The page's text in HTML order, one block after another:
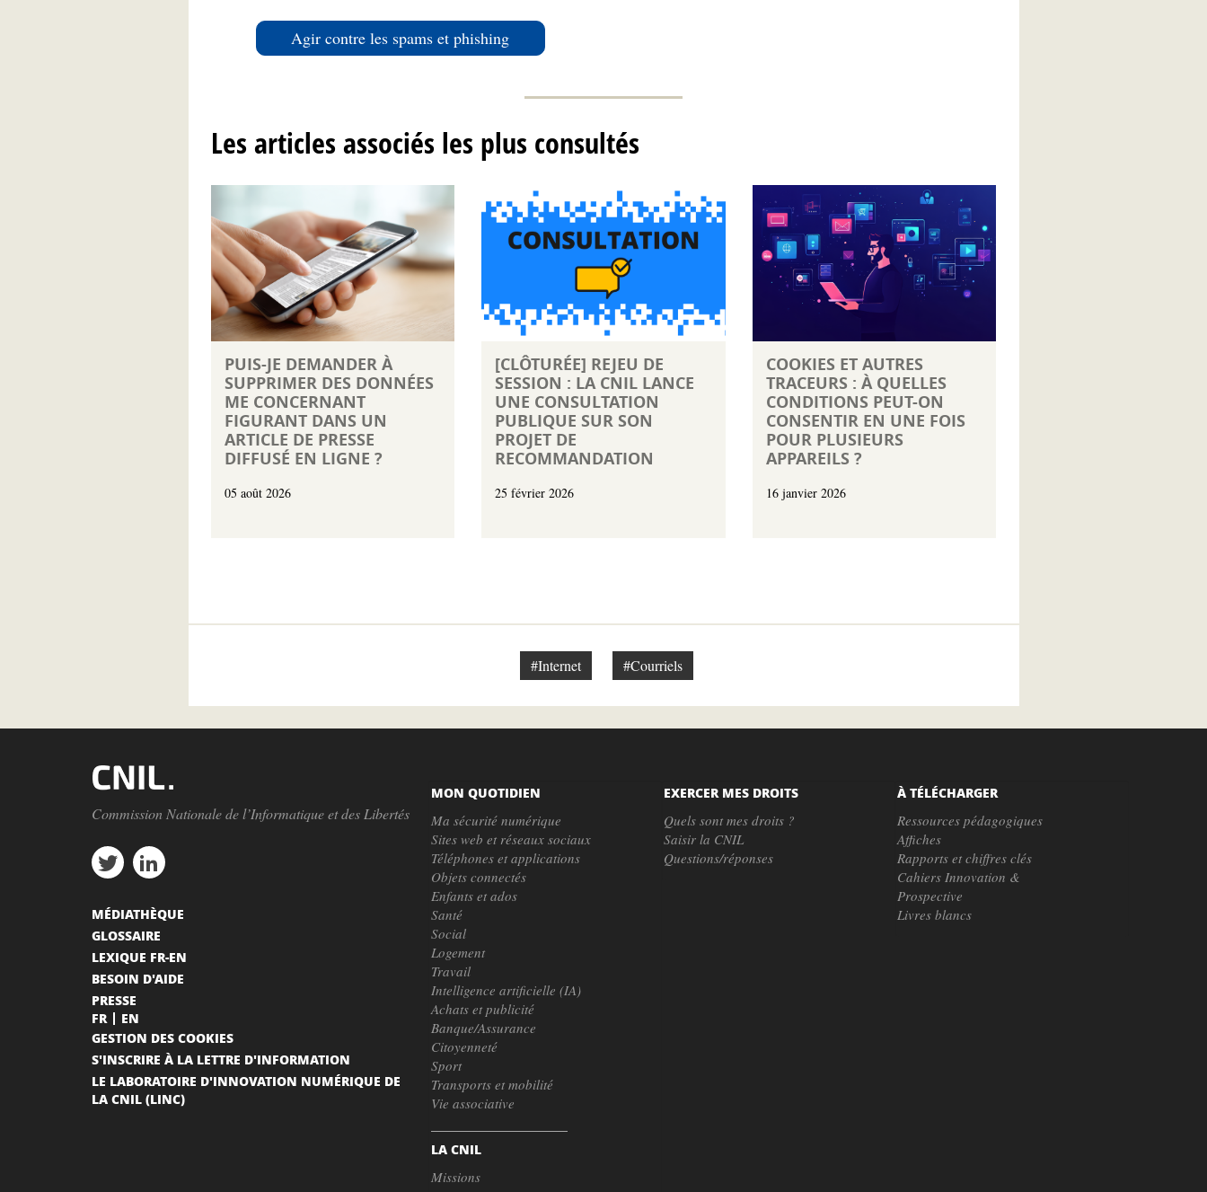
Agir contre les spams et phishing
Les articles associés les plus consultés
PUIS-JE DEMANDER À
SUPPRIMER DES DONNÉES
ME CONCERNANT
FIGURANT DANS UN
ARTICLE DE PRESSE
DIFFUSÉ EN LIGNE ?
05 août 2026
[CLÔTURÉE] REJEU DE
SESSION : LA CNIL LANCE
UNE CONSULTATION
PUBLIQUE SUR SON
PROJET DE
RECOMMANDATION
25 février 2026
COOKIES ET AUTRES
TRACEURS : À QUELLES
CONDITIONS PEUT-ON
CONSENTIR EN UNE FOIS
POUR PLUSIEURS
APPAREILS ?
16 janvier 2026
#Internet #Courriels
Commission Nationale de l’Informatique et des Libertés
MON QUOTIDIEN
Ma sécurité numérique
Sites web et réseaux sociaux
Téléphones et applications
Objets connectés
Enfants et ados
Santé
Social
Logement
Travail
Intelligence artificielle (IA)
Achats et publicité
Banque/Assurance
Citoyenneté
Sport
Transports et mobilité
Vie associative
LA CNIL
Missions
EXERCER MES DROITS
Quels sont mes droits ?
Saisir la CNIL
Questions/réponses
À TÉLÉCHARGER
Ressources pédagogiques
Affiches
Rapports et chiffres clés
Cahiers Innovation &
Prospective
Livres blancs
MÉDIATHÈQUE
GLOSSAIRE
LEXIQUE FR-EN
BESOIN D'AIDE
PRESSE
FR
EN
GESTION DES COOKIES
S'INSCRIRE À LA LETTRE D'INFORMATION
LE LABORATOIRE D'INNOVATION NUMÉRIQUE DE
LA CNIL (LINC)